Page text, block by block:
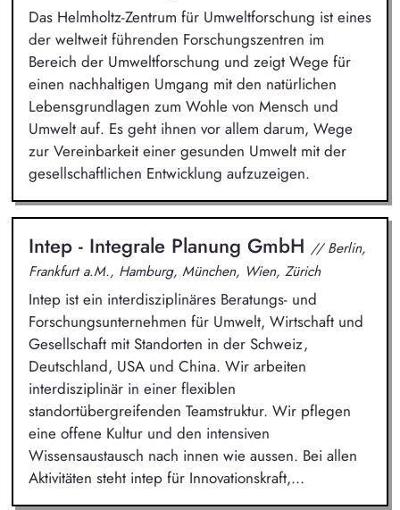
Das Helmholtz-Zentrum für Umweltforschung ist eines
der weltweit führenden Forschungszentren im
Bereich der Umweltforschung und zeigt Wege für
einen nachhaltigen Umgang mit den natürlichen
Lebensgrundlagen zum Wohle von Mensch und
Umwelt auf. Es geht ihnen vor allem darum, Wege
zur Vereinbarkeit einer gesunden Umwelt mit der
gesellschaftlichen Entwicklung aufzuzeigen.
Intep - Integrale Planung GmbH // Berlin,
Frankfurt a.M., Hamburg, München, Wien, Zürich
Intep ist ein interdisziplinäres Beratungs- und
Forschungsunternehmen für Umwelt, Wirtschaft und
Gesellschaft mit Standorten in der Schweiz,
Deutschland, USA und China. Wir arbeiten
interdisziplinär in einer flexiblen
standortübergreifenden Teamstruktur. Wir pflegen
eine offene Kultur und den intensiven
Wissensaustausch nach innen wie aussen. Bei allen
Aktivitäten steht intep für Innovationskraft,...